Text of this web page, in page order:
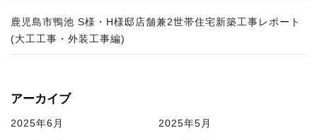
鹿児島市鴨池 S様・H様邸店舗兼2世帯住宅新築工事レポート
(大工工事・外装工事編)
アーカイブ
2025年6月 2025年5月